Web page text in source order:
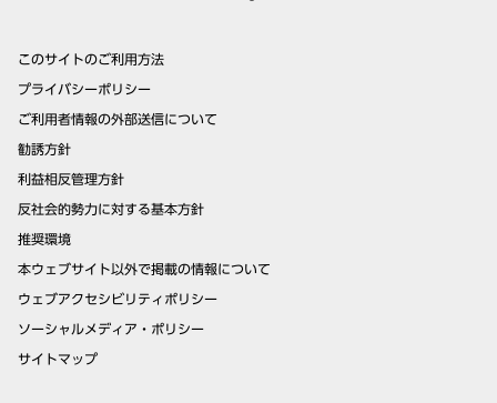
このサイトのご利用方法
プライバシーポリシー
ご利用者情報の外部送信について
勧誘方針
利益相反管理方針
反社会的勢力に対する基本方針
推奨環境
本ウェブサイト以外で掲載の情報について
ウェブアクセシビリティポリシー
ソーシャルメディア・ポリシー
サイトマップ